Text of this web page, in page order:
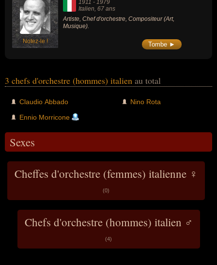
Notez-le !
1911 - 1979
Italien, 67 ans
Artiste, Chef d'orchestre, Compositeur (Art,
Musique).
Tombe ►
3 chefs d'orchestre (hommes) italien au total
Claudio Abbado
Ennio Morricone
Nino Rota
Sexes
Cheffes d'orchestre (femmes) italienne ♀
(0)
Chefs d'orchestre (hommes) italien ♂
(4)